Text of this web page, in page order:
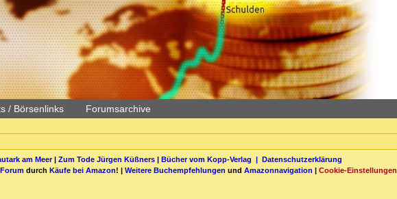
/ Börsenlinks Forumsarchive
am Meer| Zum Tode Jürgen Küßners| Bücher vom Kopp-Verlag | Datenschutzerklärung
durch Käufe bei Amazon! | Weitere Buchempfehlungen und Amazonnavigation | Cookie-Einstellungen